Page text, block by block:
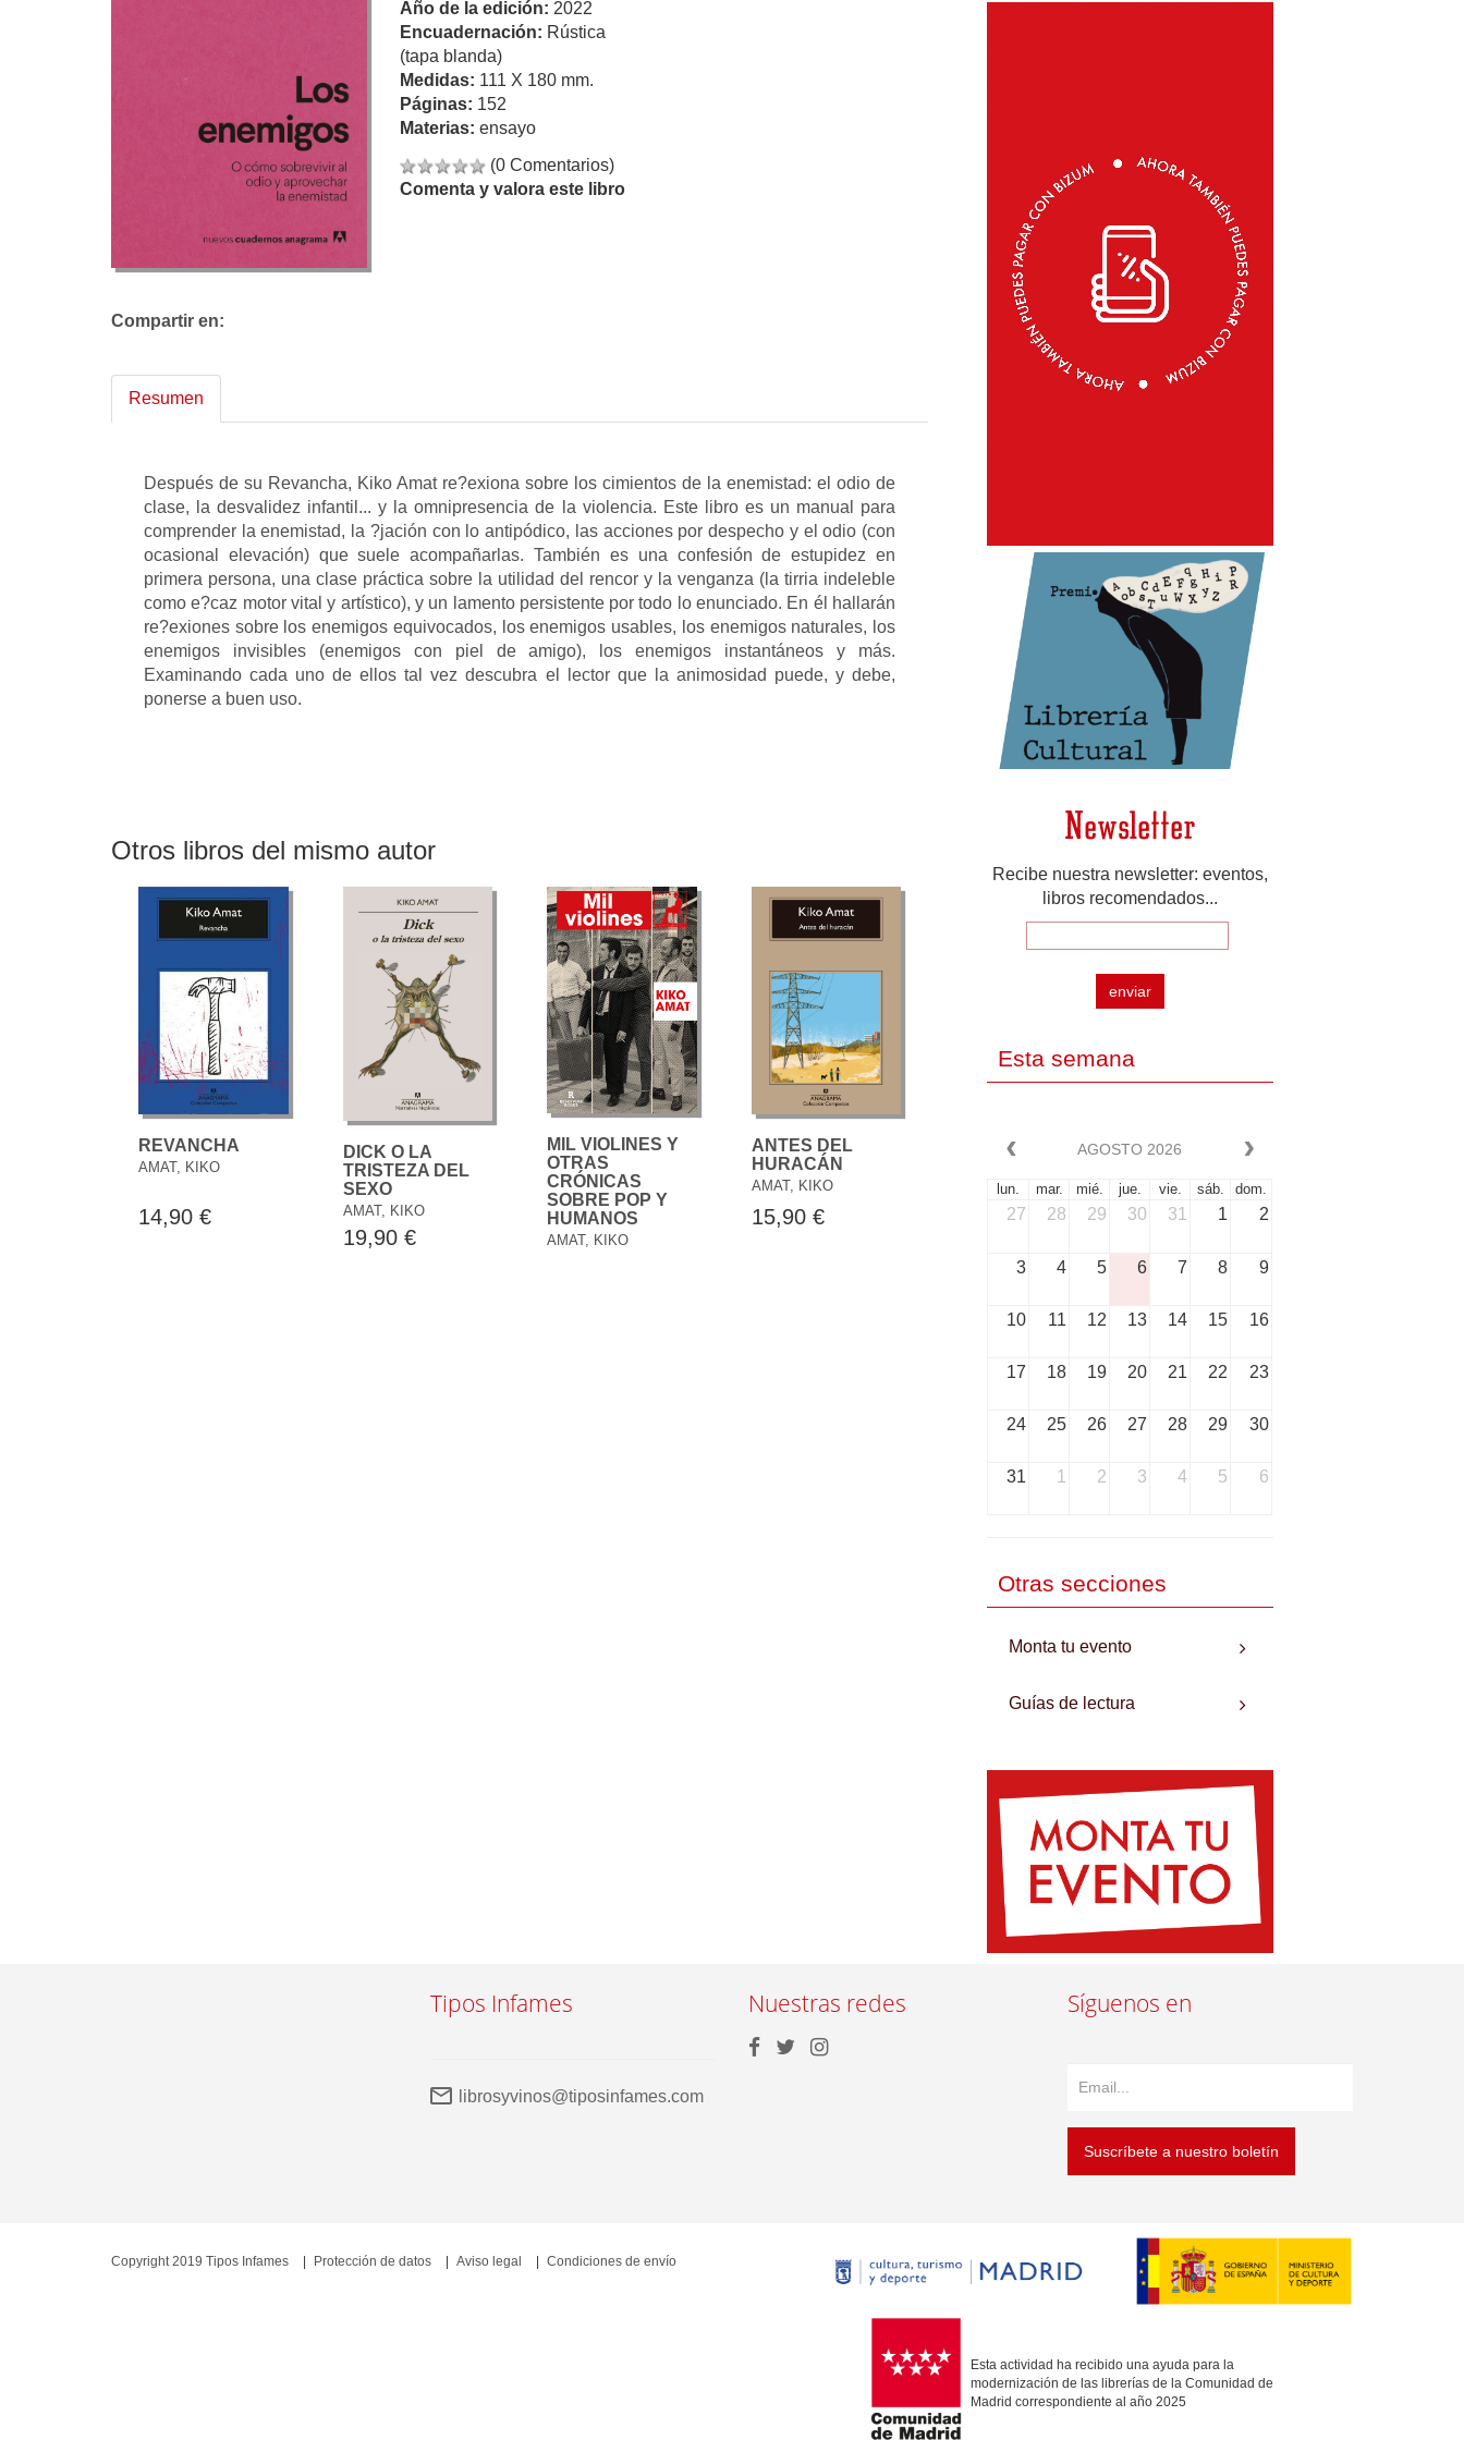
Año de la edición: 2022
Encuadernación: Rústica
(tapa blanda)
Medidas: 111 X 180 mm.
Páginas: 152
Materias: ensayo
(0 Comentarios)
Comenta y valora este libro
Compartir en:
Resumen
Después de su Revancha, Kiko Amat re?exiona sobre los cimientos de la enemistad: el odio de
clase, la desvalidez infantil... y la omnipresencia de la violencia. Este libro es un manual para
comprender la enemistad, la ?jación con lo antipódico, las acciones por despecho y el odio (con
ocasional elevación) que suele acompañarlas. También es una confesión de estupidez en
primera persona, una clase práctica sobre la utilidad del rencor y la venganza (la tirria indeleble
como e?caz motor vital y artístico), y un lamento persistente por todo lo enunciado. En él hallarán
re?exiones sobre los enemigos equivocados, los enemigos usables, los enemigos naturales, los
enemigos invisibles (enemigos con piel de amigo), los enemigos instantáneos y más.
Examinando cada uno de ellos tal vez descubra el lector que la animosidad puede, y debe,
ponerse a buen uso.
Otros libros del mismo autor
REVANCHA
AMAT, KIKO
14,90 €
DICK O LA
TRISTEZA DEL
SEXO
AMAT, KIKO
19,90 €
MIL VIOLINES Y
OTRAS
CRÓNICAS
SOBRE POP Y
HUMANOS
AMAT, KIKO
ANTES DEL
HURACÁN
AMAT, KIKO
15,90 €
Newsletter
Recibe nuestra newsletter: eventos,
libros recomendados...
enviar
Esta semana
AGOSTO 2026
lun. mar. mié. jue. vie. sáb. dom.
27 28 29 30 31 1 2
3 4 5 6 7 8 9
10 11 12 13 14 15 16
17 18 19 20 21 22 23
24 25 26 27 28 29 30
31 1 2 3 4 5 6
Otras secciones
Monta tu evento
Guías de lectura
Tipos Infames
librosyvinos@tiposinfames.com
Nuestras redes Síguenos en
Suscríbete a nuestro boletín
Esta actividad ha recibido una ayuda para la
modernización de las librerías de la Comunidad de
Madrid correspondiente al año 2025
Copyright 2019 Tipos Infames Protección de datos Aviso legal Condiciones de envío